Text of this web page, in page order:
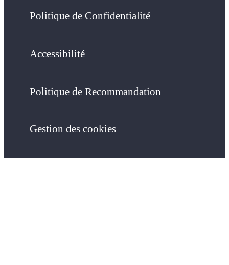
Politique de Confidentialité
Accessibilité
Politique de Recommandation
Gestion des cookies